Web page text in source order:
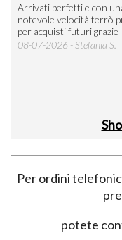
Arrivati perfetti e con
notevole velocità terrò
per acquisti futuri grazie
08-07-2026 - Stefania S.
Per ordini
potete